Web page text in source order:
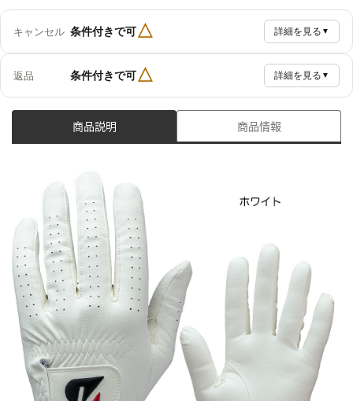
キャンセル 条件付きで可△ 詳細を見る ▼
返品 条件付きで可△ 詳細を見る ▼
商品説明 商品情報